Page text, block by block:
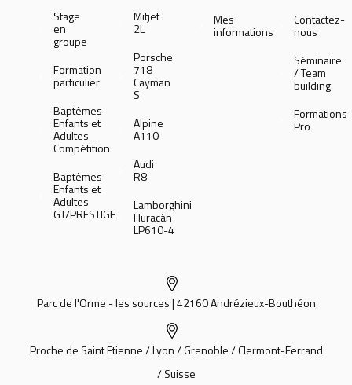
Stage
en
groupe
Formation
particulier
Baptêmes
Enfants et
Adultes
Compétition
Baptêmes
Enfants et
Adultes
GT/PRESTIGE
Mitjet
2L
Porsche
718
Cayman
S
Alpine
A110
Audi
R8
Lamborghini
Huracán
LP610-4
Mes
informations
Contactez-
nous
Séminaire
/ Team
building
Formations
Pro
Parc de l'Orme - les sources | 42160 Andrézieux-Bouthéon
Proche de Saint Etienne / Lyon / Grenoble / Clermont-Ferrand
/ Suisse